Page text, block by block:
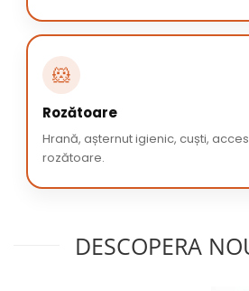
🐹
Rozătoare
Hrană, așternut igienic, cuști,
rozătoare.
DESCOPERA